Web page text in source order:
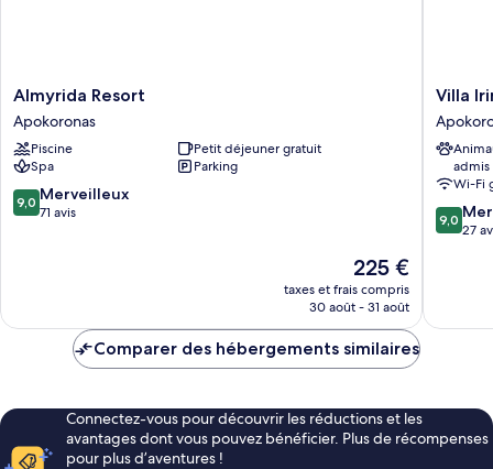
Almyrida
Resort
Apokoronas
Almyrida Resort
Apokoronas
Piscine
Petit déjeuner gratuit
Spa
Parking
9.0
sur
9,0 Merveilleux
71 avis
Le
nouveau
prix
de
225 €
taxes et frais compris
30 août - 31 août
Villa
Irini
Villa
admis
Wi-Fi
9.0
sur
9,0
27
Comparer des hébergements similaires
Connectez-vous pour découvrir les réductions et les
avantages dont vous pouvez bénéficier. Plus de récompenses
pour plus d’aventures !